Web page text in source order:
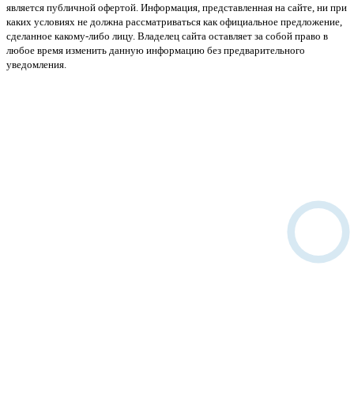
является публичной офертой. Информация, представленная на сайте, ни при
каких условиях не должна рассматриваться как официальное предложение,
сделанное какому-либо лицу. Владелец сайта оставляет за собой право в
любое время изменить данную информацию без предварительного
уведомления.